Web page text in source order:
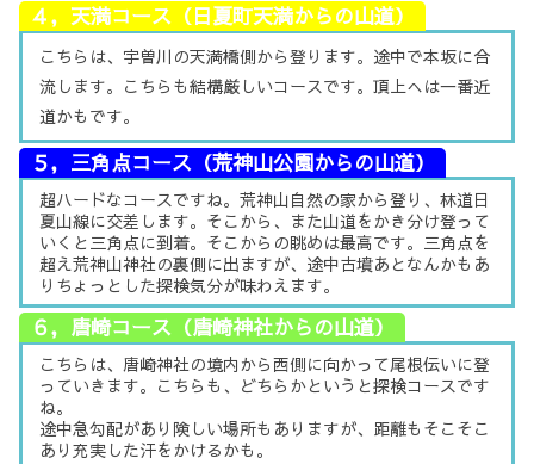
４，天満コース（日夏町天満からの山道）
こちらは、宇曽川の天満橋側から登ります。途中で本坂に合
流します。こちらも結構厳しいコースです。頂上へは一番近
道かもです。
５，三角点コース（荒神山公園からの山道）
超ハードなコースですね。荒神山自然の家から登り、林道日
夏山線に交差します。そこから、また山道をかき分け登って
いくと三角点に到着。そこからの眺めは最高です。三角点を
超え荒神山神社の裏側に出ますが、途中古墳あとなんかもあ
りちょっとした探検気分が味わえます。
６，唐崎コース（唐崎神社からの山道）
こちらは、唐崎神社の境内から西側に向かって尾根伝いに登
っていきます。こちらも、どちらかというと探検コースです
ね。
途中急勾配があり険しい場所もありますが、距離もそこそこ
あり充実した汗をかけるかも。